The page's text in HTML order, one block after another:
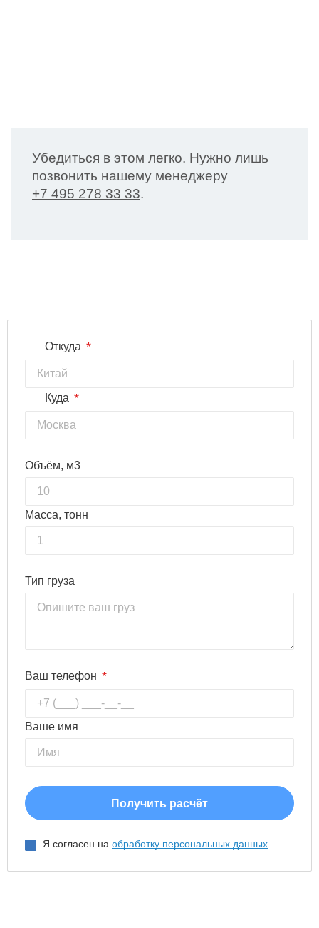
Убедиться в этом легко. Нужно лишь
позвонить нашему менеджеру
+7 495 278 33 33.
Откуда *
Куда *
Объём, м3
Масса, тонн
Тип груза
Ваш телефон *
Ваше имя
Я согласен на обработку персональных данных